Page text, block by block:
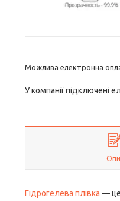
У компанії підключені
Гідрогелева плівка — це